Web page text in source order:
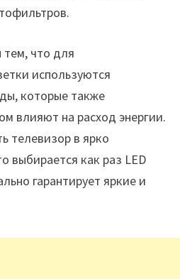
тем, что для
используются
которые также
влияют на расход энергии.
телевизор в ярко
выбирается как раз LED
гарантирует яркие и